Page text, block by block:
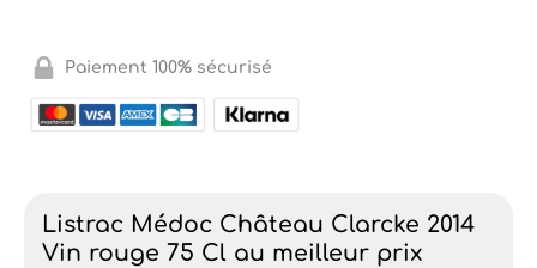
Paiement 100% sécurisé
Listrac Médoc Château Clarcke 2014
Vin rouge 75 Cl au meilleur prix